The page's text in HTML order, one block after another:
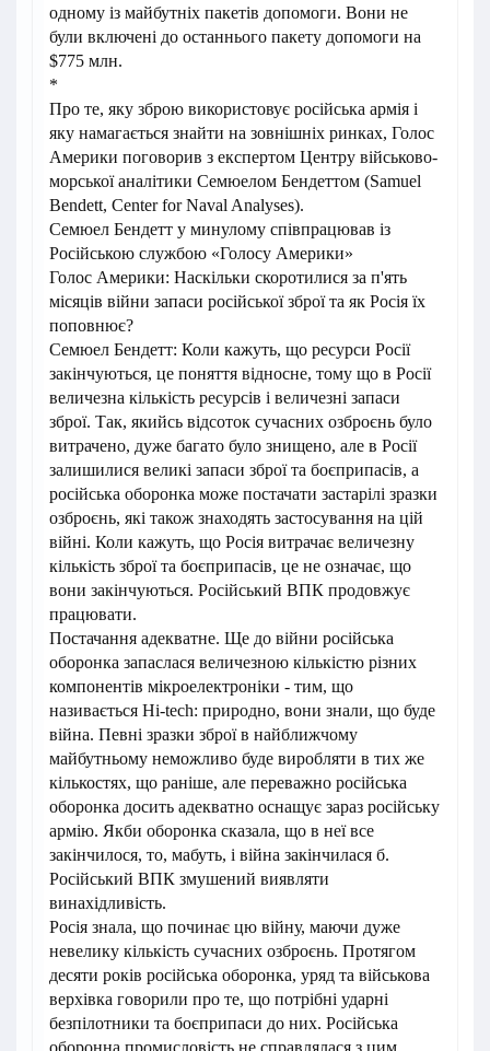
одному із майбутніх пакетів допомоги. Вони не
були включені до останнього пакету допомоги на
$775 млн.
*
Про те, яку зброю використовує російська армія і
яку намагається знайти на зовнішніх ринках, Голос
Америки поговорив з експертом Центру військово-
морської аналітики Семюелом Бендеттом (Samuel
Bendett, Center for Naval Analyses).
Семюел Бендетт у минулому співпрацював із
Російською службою «Голосу Америки»
Голос Америки: Наскільки скоротилися за п'ять
місяців війни запаси російської зброї та як Росія їх
поповнює?
Семюел Бендетт: Коли кажуть, що ресурси Росії
закінчуються, це поняття відносне, тому що в Росії
величезна кількість ресурсів і величезні запаси
зброї. Так, якийсь відсоток сучасних озброєнь було
витрачено, дуже багато було знищено, але в Росії
залишилися великі запаси зброї та боєприпасів, а
російська оборонка може постачати застарілі зразки
озброєнь, які також знаходять застосування на цій
війні. Коли кажуть, що Росія витрачає величезну
кількість зброї та боєприпасів, це не означає, що
вони закінчуються. Російський ВПК продовжує
працювати.
Постачання адекватне. Ще до війни російська
оборонка запаслася величезною кількістю різних
компонентів мікроелектроніки - тим, що
називається Hi-tech: природно, вони знали, що буде
війна. Певні зразки зброї в найближчому
майбутньому неможливо буде виробляти в тих же
кількостях, що раніше, але переважно російська
оборонка досить адекватно оснащує зараз російську
армію. Якби оборонка сказала, що в неї все
закінчилося, то, мабуть, і війна закінчилася б.
Російський ВПК змушений виявляти
винахідливість.
Росія знала, що починає цю війну, маючи дуже
невелику кількість сучасних озброєнь. Протягом
десяти років російська оборонка, уряд та військова
верхівка говорили про те, що потрібні ударні
безпілотники та боєприпаси до них. Російська